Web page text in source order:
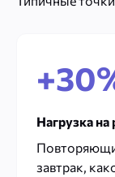
Нагрузка на
завтрак,